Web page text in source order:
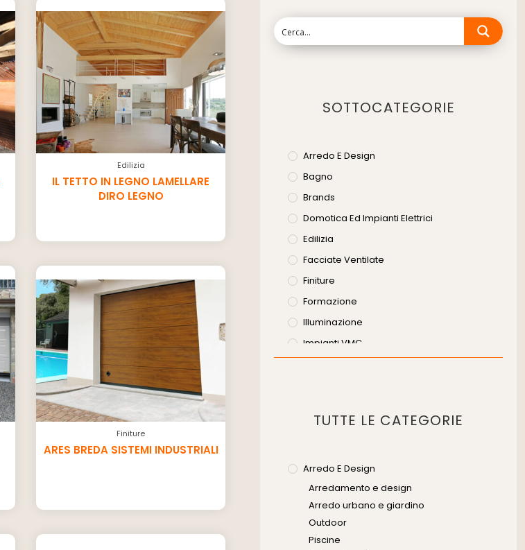
Edilizia
IL TETTO IN LEGNO LAMELLARE
DIRO LEGNO
Finiture
ARES BREDA SISTEMI INDUSTRIALI
SOTTOCATEGORIE
Arredo E Design
Bagno
Brands
Domotica Ed Impianti Elettrici
Edilizia
Facciate Ventilate
Finiture
Formazione
Illuminazione
Impianti VMC
Risanamento E Restauro
Servizi
Software
TUTTE LE CATEGORIE
Arredo E Design
Arredamento e design
Arredo urbano e giardino
Outdoor
Piscine